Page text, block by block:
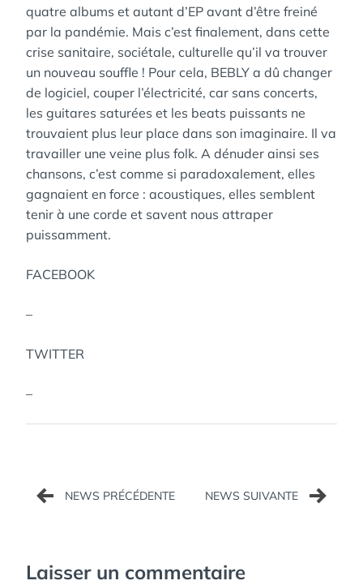
quatre albums et autant d’EP avant d’être freiné
par la pandémie. Mais c’est finalement, dans cette
crise sanitaire, sociétale, culturelle qu’il va trouver
un nouveau souffle ! Pour cela, BEBLY a dû changer
de logiciel, couper l’électricité, car sans concerts,
les guitares saturées et les beats puissants ne
trouvaient plus leur place dans son imaginaire. Il va
travailler une veine plus folk. A dénuder ainsi ses
chansons, c’est comme si paradoxalement, elles
gagnaient en force : acoustiques, elles semblent
tenir à une corde et savent nous attraper
puissamment.
FACEBOOK
–
TWITTER
–
Navigation
de
Laisser un commentaire